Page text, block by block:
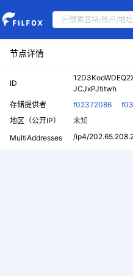
节点详情
ID
JCJxPJtitwh
存储提供者
f02372086
地区（公开IP）
未知
MultiAddresses
/ip4/